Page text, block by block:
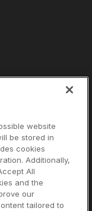
website
be stored in
cookies
Additionally,
All
and the
our
tailored to